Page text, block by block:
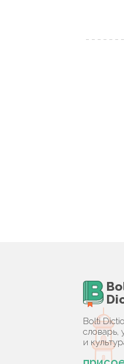
Bolti
словарь,
и